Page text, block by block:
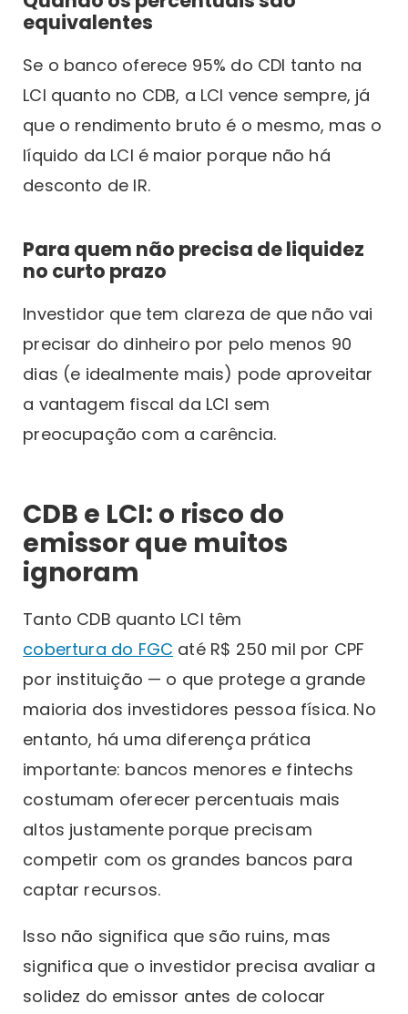
equivalentes
Se o banco oferece 95% do CDI tanto na
LCI quanto no CDB, a LCI vence sempre, já
que o rendimento bruto é o mesmo, mas o
líquido da LCI é maior porque não há
desconto de IR.
Para quem não precisa de liquidez
no curto prazo
Investidor que tem clareza de que não vai
precisar do dinheiro por pelo menos 90
dias (e idealmente mais) pode aproveitar
a vantagem fiscal da LCI sem
preocupação com a carência.
CDB e LCI: o risco do
emissor que muitos
ignoram
Tanto CDB quanto LCI têm
cobertura do FGC até R$ 250 mil por CPF
por instituição — o que protege a grande
maioria dos investidores pessoa física. No
entanto, há uma diferença prática
importante: bancos menores e fintechs
costumam oferecer percentuais mais
altos justamente porque precisam
competir com os grandes bancos para
captar recursos.
Isso não significa que são ruins, mas
significa que o investidor precisa avaliar a
solidez do emissor antes de colocar